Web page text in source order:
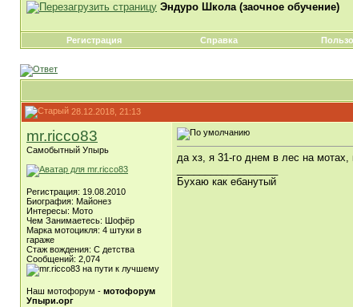
Эндуро Школа (заочное обучение)
Регистрация Справка
28.12.2018, 21:13
mr.ricco83
Самобытный Упырь
Регистрация: 19.08.2010
Биография: Майонез
Интересы: Мото
Чем Занимаетесь: Шофёр
Марка мотоцикля: 4 штуки в
гараже
Стаж вождения: C детства
Сообщений: 2,074
Наш мотофорум - мотофорум
Упыри.орг
да хз, я 31-го днем в лес на мотах,
Бухаю как ебанутый